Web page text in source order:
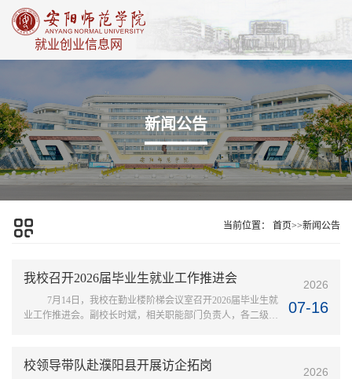
就业创业信息网
新闻公告
当前位置： 首页>>新闻公告
我校召开2026届毕业生就业工作推进会
7月14日，我校在勤业楼阶梯会议室召开2026届毕业生就
业工作推进会。副校长时斌，相关职能部门负责人，各二级学
强调，当前正值就业攻坚“百日冲刺”关键期，全校上下要全方
2026
07-16
校领导带队赴濮阳县开展访企拓岗 2026